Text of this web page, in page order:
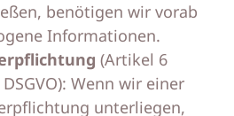
benötigen wir vorab
Informationen.
(Artikel 6
Wenn wir einer
unterliegen,